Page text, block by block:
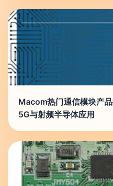
Macom热门通信模块产
5G与射频半导体应用